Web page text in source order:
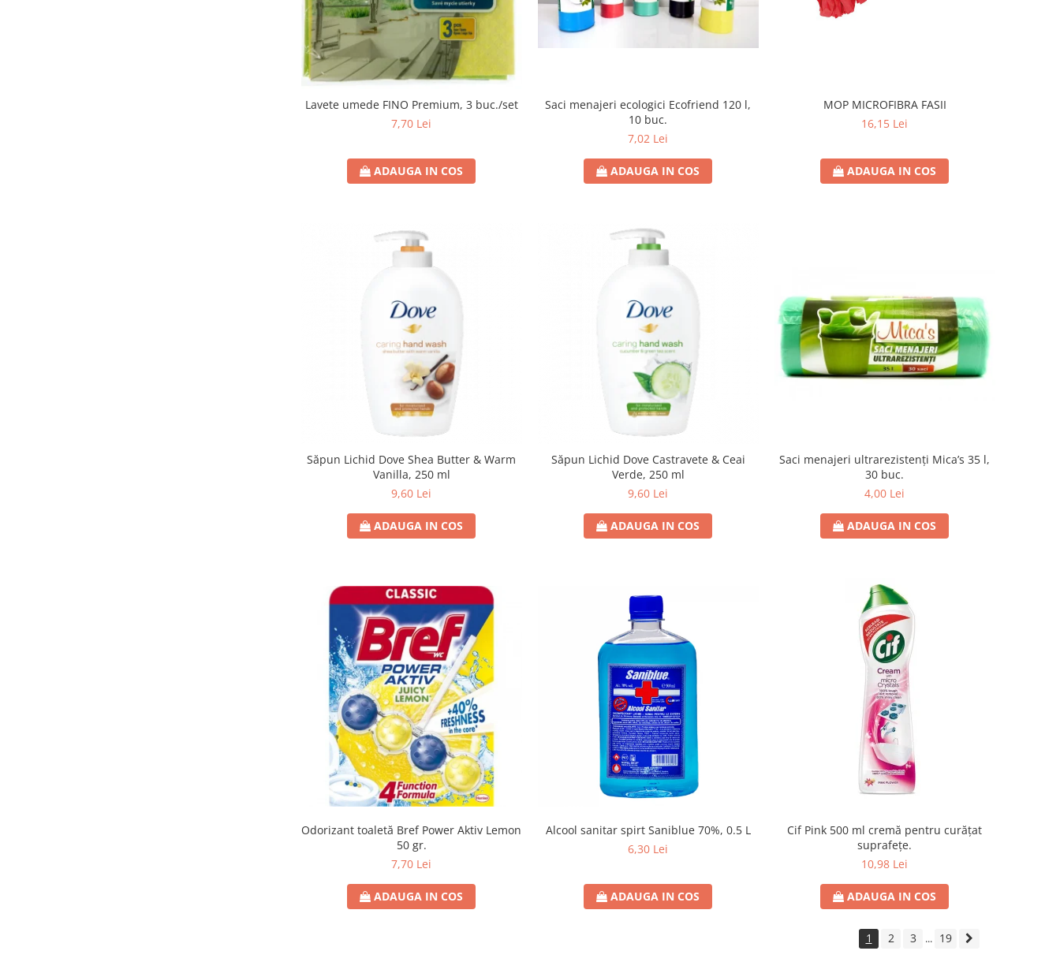
Lavete umede FINO Premium, 3 buc./set
7,70 Lei
ADAUGA IN COS
Saci menajeri ecologici Ecofriend 120 l,
10 buc.
7,02 Lei
ADAUGA IN COS
MOP MICROFIBRA FASII
16,15 Lei
ADAUGA IN COS
Săpun Lichid Dove Shea Butter & Warm
Vanilla, 250 ml
9,60 Lei
ADAUGA IN COS
Săpun Lichid Dove Castravete & Ceai
Verde, 250 ml
9,60 Lei
ADAUGA IN COS
Saci menajeri ultrarezistenți Mica’s 35 l,
30 buc.
4,00 Lei
ADAUGA IN COS
Odorizant toaletă Bref Power Aktiv Lemon
50 gr.
7,70 Lei
ADAUGA IN COS
Alcool sanitar spirt Saniblue 70%, 0.5 L
6,30 Lei
ADAUGA IN COS
Cif Pink 500 ml cremă pentru curățat
suprafețe.
10,98 Lei
ADAUGA IN COS
1 2 3 ... 19